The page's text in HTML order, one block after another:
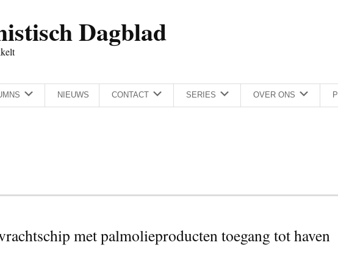
Dagblad
NIEUWS CONTACT SERIES OVER ONS
met palmolieproducten toegang tot haven